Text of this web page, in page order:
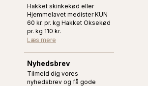
Hakket skinkekød eller
Hjemmelavet medister KUN
60 kr. pr. kg Hakket Oksekød
pr. kg 110 kr.
Læs mere
Nyhedsbrev
Tilmeld dig vores
nyhedsbrev og få gode